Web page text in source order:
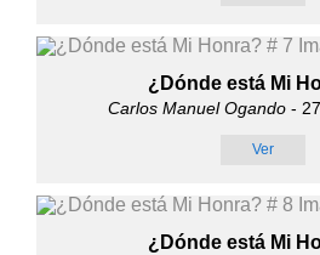
¿Dónde está Mi
Carlos Manuel Ogando -
Ver
¿Dónde está Mi